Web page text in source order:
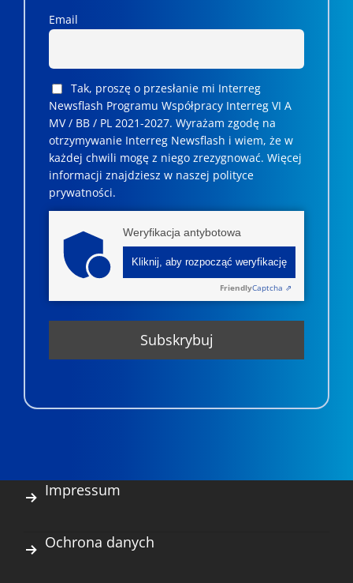
Email
Tak, proszę o przesłanie mi Interreg
Newsflash Programu Współpracy Interreg VI A
MV / BB / PL 2021-2027. Wyrażam zgodę na
otrzymywanie Interreg Newsflash i wiem, że w
każdej chwili mogę z niego zrezygnować. ­­Więcej
informacji znajdziesz w naszej polityce
prywatności.
Weryfikacja antybotowa
Kliknij, aby rozpocząć weryfikację
FriendlyCaptcha ⇗
Impressum
Ochrona danych